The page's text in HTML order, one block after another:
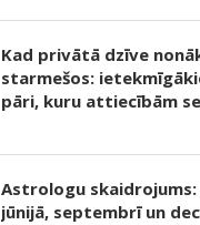
Kad privātā dzīve
starmešos:
pāri, kuru attiecībām
Astrologu
jūnijā, septembrī un